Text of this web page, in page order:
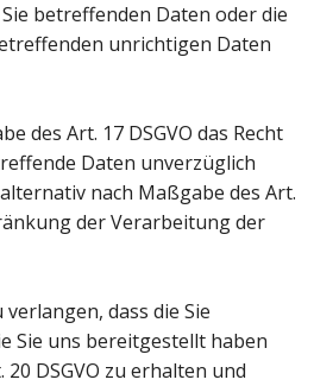
betreffenden Daten oder die
unrichtigen Daten
des Art. 17 DSGVO das Recht
Daten unverzüglich
nach Maßgabe des Art.
der Verarbeitung der
dass die Sie
Sie uns bereitgestellt haben
DSGVO zu erhalten und